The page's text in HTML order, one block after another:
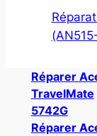
Réparer
TravelMate
5742G
Réparer